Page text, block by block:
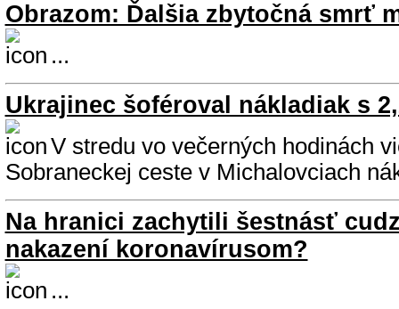
Obrazom: Ďalšia zbytočná smrť
...
Ukrajinec šoféroval nákladiak s
V stredu vo večerných hodinách
Sobraneckej ceste v Michalovciach
Na hranici zachytili šestnásť
nakazení koronavírusom?
...